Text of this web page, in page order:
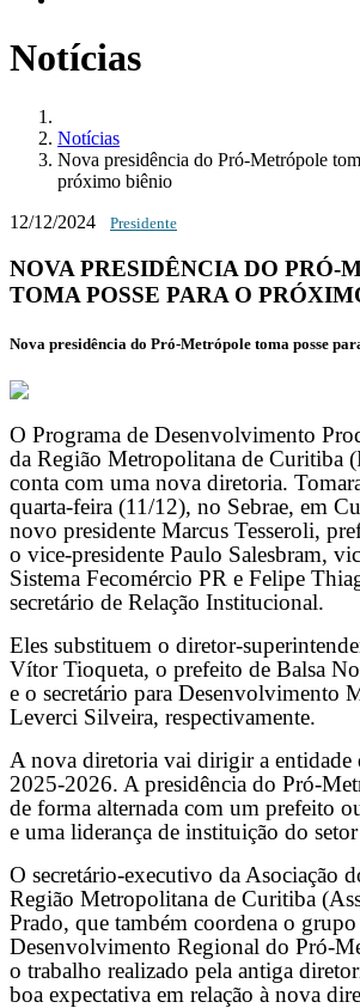
Notícias
Notícias
Nova presidência do Pró-Metrópole
próximo biênio
12/12/2024 Presidente
NOVA PRESIDÊNCIA DO PRÓ-
TOMA POSSE PARA O
Nova presidência do Pró-Metrópole toma posse
O Programa de Desenvolvimento
da Região Metropolitana de Curitiba
conta com uma nova diretoria.
quarta-feira (11/12), no Sebrae, em
novo presidente Marcus Tesseroli,
o vice-presidente Paulo Salesbram,
Sistema Fecomércio PR e Felipe
secretário de Relação Institucional.
Eles substituem o diretor-
Vítor Tioqueta, o prefeito de Balsa
e o secretário para Desenvolvimento
Leverci Silveira, respectivamente.
A nova diretoria vai dirigir a entidade
2025-2026. A presidência do Pró-
de forma alternada com um prefeito
e uma liderança de instituição do
O secretário-executivo da Asociação
Região Metropolitana de Curitiba
Prado, que também coordena o
Desenvolvimento Regional do Pró-
o trabalho realizado pela antiga
boa expectativa em relação à nova